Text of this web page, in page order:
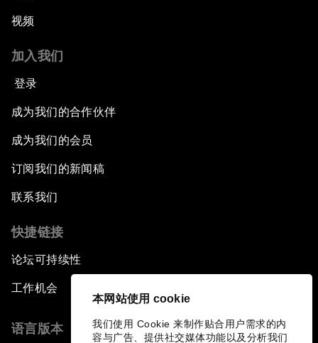
本网站使用 cookie
我们使用 Cookie 来制作贴合用户需求的内
容与广告、提供社交媒体功能以及分析我们
视频
加入我们
登录
成为我们的合作伙伴
成为我们的会员
订阅我们的新闻稿
联系我们
快捷链接
论坛可持续性
工作机会
语言版本